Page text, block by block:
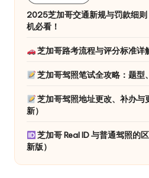
2025芝加哥交通新规与罚款细
机必看！
芝加哥路考流程与评分标准详
芝加哥驾照笔试全攻略：题型
芝加哥驾照地址更改、补办
新）
芝加哥 Real ID 与普通驾照的
新版）